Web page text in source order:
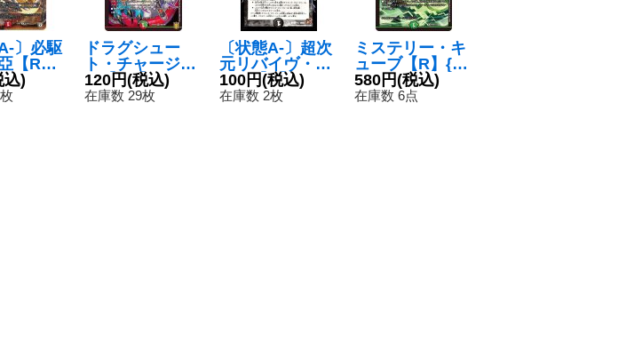
〕必駆
【R】
84}
込)
ドラグシュー
ト・チャージャ
ー【SR】{EX16
46/100}《多》
120円(税込)
在庫数 29枚
〔状態A-〕超次
元リバイヴ・ホ
ール【C】{DM3
693/110}《闇》
100円(税込)
在庫数 2枚
ミステリー・キ
ューブ【R】{P1
09/Y23}《自
然》
580円(税込)
在庫数 6点